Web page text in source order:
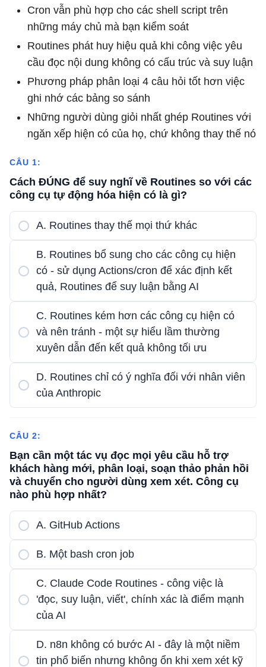
Cron vẫn phù hợp cho các shell script trên
những máy chủ mà bạn kiểm soát
Routines phát huy hiệu quả khi công việc yêu
cầu đọc nội dung không có cấu trúc và suy luận
Phương pháp phân loại 4 câu hỏi tốt hơn việc
ghi nhớ các bảng so sánh
Những người dùng giỏi nhất ghép Routines với
ngăn xếp hiện có của họ, chứ không thay thế nó
CÂU 1:
Cách ĐÚNG để suy nghĩ về Routines so với các
công cụ tự động hóa hiện có là gì?
A. Routines thay thế mọi thứ khác
B. Routines bổ sung cho các công cụ hiện
có - sử dụng Actions/cron để xác định kết
quả, Routines để suy luận bằng AI
C. Routines kém hơn các công cụ hiện có
và nên tránh - một sự hiểu lầm thường
xuyên dẫn đến kết quả không tối ưu
D. Routines chỉ có ý nghĩa đối với nhân viên
của Anthropic
CÂU 2:
Bạn cần một tác vụ đọc mọi yêu cầu hỗ trợ
khách hàng mới, phân loại, soạn thảo phản hồi
và chuyển cho người dùng xem xét. Công cụ
nào phù hợp nhất?
A. GitHub Actions
B. Một bash cron job
C. Claude Code Routines - công việc là
'đọc, suy luận, viết', chính xác là điểm mạnh
của AI
D. n8n không có bước AI - đây là một niềm
tin phổ biến nhưng không ổn khi xem xét kỹ